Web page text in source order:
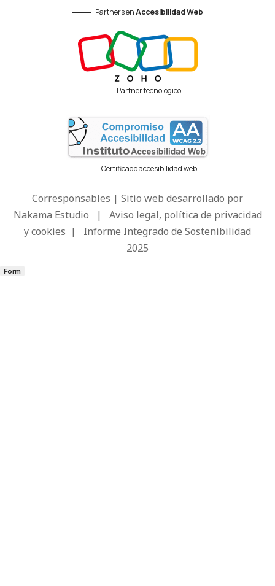
Partners enAccesibilidad Web
Partner tecnológico
Certificado accesibilidad web
Corresponsables | Sitio web desarrollado por
Nakama Estudio | Aviso legal, política de privacidad
y cookies | Informe Integrado de Sostenibilidad
2025
Form